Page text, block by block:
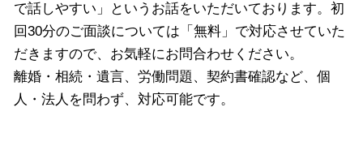
で話しやすい」というお話をいただいております。初
回30分のご面談については「無料」で対応させていた
だきますので、お気軽にお問合わせください。
離婚・相続・遺言、労働問題、契約書確認など、個
人・法人を問わず、対応可能です。